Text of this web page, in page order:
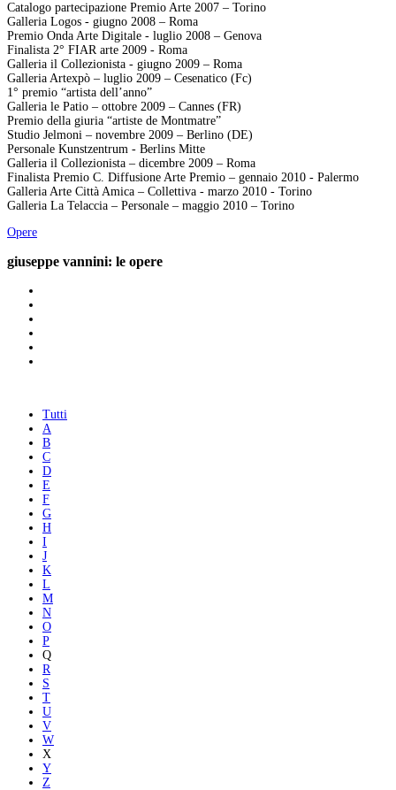
Catalogo partecipazione Premio Arte 2007 – Torino
Galleria Logos - giugno 2008 – Roma
Premio Onda Arte Digitale - luglio 2008 – Genova
Finalista 2° FIAR arte 2009 - Roma
Galleria il Collezionista - giugno 2009 – Roma
Galleria Artexpò – luglio 2009 – Cesenatico (Fc)
1° premio “artista dell’anno”
Galleria le Patio – ottobre 2009 – Cannes (FR)
Premio della giuria “artiste de Montmatre”
Studio Jelmoni – novembre 2009 – Berlino (DE)
Personale Kunstzentrum - Berlins Mitte
Galleria il Collezionista – dicembre 2009 – Roma
Finalista Premio C. Diffusione Arte Premio – gennaio 2010 - Palermo
Galleria Arte Città Amica – Collettiva - marzo 2010 - Torino
Galleria La Telaccia – Personale – maggio 2010 – Torino
Opere
giuseppe vannini: le opere
Tutti
A
B
C
D
E
F
G
H
I
J
K
L
M
N
O
P
Q
R
S
T
U
V
W
X
Y
Z